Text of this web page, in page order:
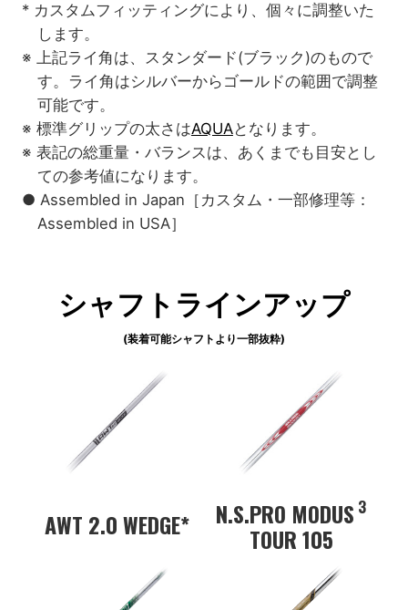
* カスタムフィッティングにより、個々に調整いた
します。
※ 上記ライ角は、スタンダード(ブラック)のもので
す。ライ角はシルバーからゴールドの範囲で調整
可能です。
※ 標準グリップの太さはAQUAとなります。
※ 表記の総重量・バランスは、あくまでも目安とし
ての参考値になります。
● Assembled in Japan［カスタム・一部修理等：
Assembled in USA］
シャフトラインアップ
(装着可能シャフトより一部抜粋)
AWT 2.0 WEDGE* N.S.PRO MODUS 3
TOUR 105